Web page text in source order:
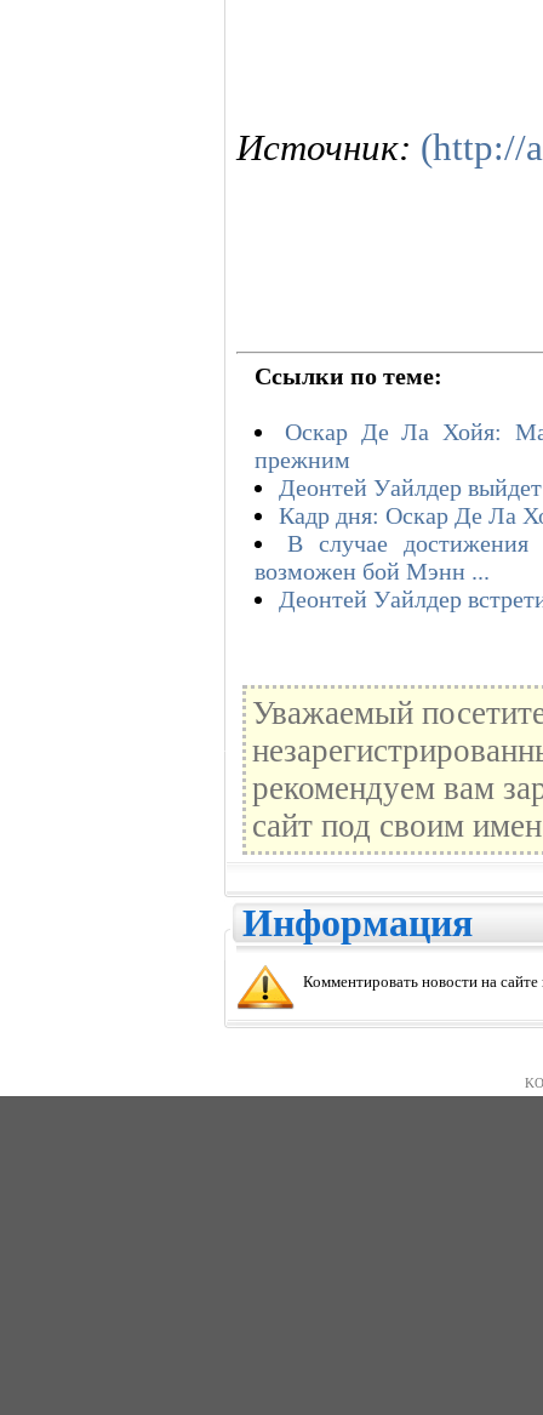
Источник: (http://
Ссылки по теме:
Оскар Де Ла Хойя:
прежним
Деонтей Уайлдер
Кадр дня: Оскар Де Ла
В случае
возможен бой Мэнн ...
Деонтей Уайлдер
Уважаемый
рекомендуем вам
сайт под своим
Информация
Комментировать новости на